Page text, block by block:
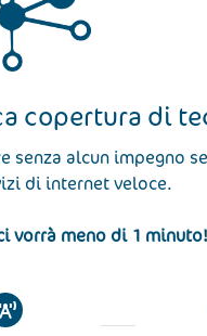
copertura di
senza alcun impegno
di internet veloce.
vorrà meno di 1 minuto!